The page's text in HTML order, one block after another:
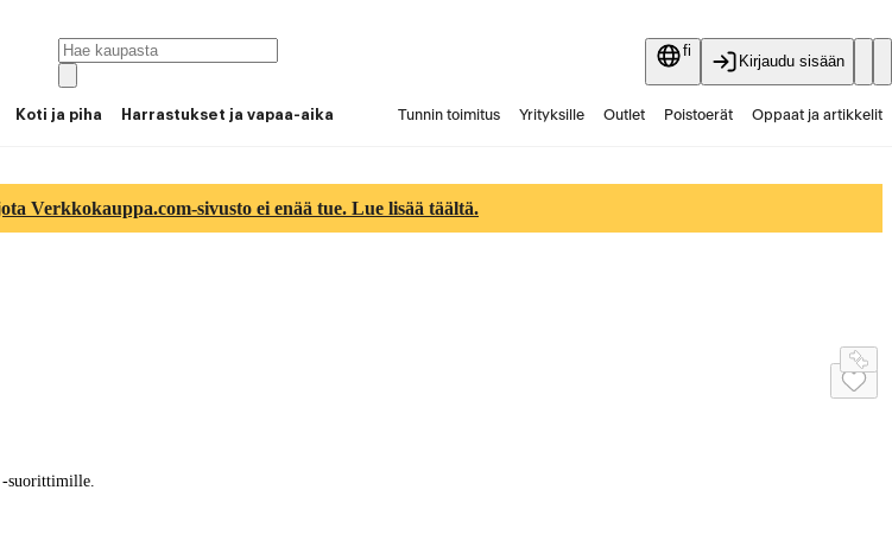
fi
Kirjaudu sisään
Koti ja piha Harrastukset ja vapaa-aika Tunnin toimitus Yrityksille Outlet Poistoerät Oppaat ja artikkelit
Verkkokauppa.com-sivusto ei enää tue. Lue lisää täältä.
-suorittimille.